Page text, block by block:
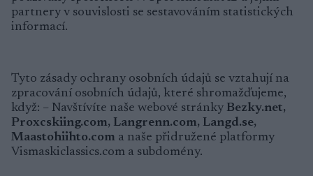
partnery v souvislosti se sestavováním statistických
informací.
Tyto zásady ochrany osobních údajů se vztahují na
zpracování osobních údajů, které shromažďujeme,
když: – Navštívíte naše webové stránky Bezky.net,
Proxcskiing.com, Langrenn.com, Langd.se,
Maastohiihto.com a naše přidružené platformy
Vismaskiclassics.com a subdomény.